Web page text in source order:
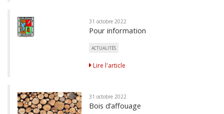
31 octobre 2022
Pour information
ACTUALITÉS
Lire l'article
31 octobre 2022
Bois d’affouage